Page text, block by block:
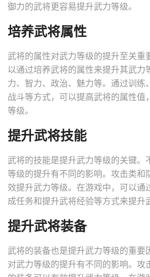
御力的武将更容易提升武力等级。
培养武将属性
武将的属性对武力等级的提升至关重
以通过培养武将的属性来提升其武力
力、智力、政治、魅力等。通过训练
战斗等方式，可以提高武将的属性值
等级。
提升武将技能
武将的技能是提升武力等级的关键。
等级的提升有不同的影响。攻击类和
效提升武力等级。在游戏中，可以通
成任务和提升武将经验等方式来提升
提升武将装备
武将的装备也是提升武力等级的重要
对武力等级的提升有不同的影响。攻